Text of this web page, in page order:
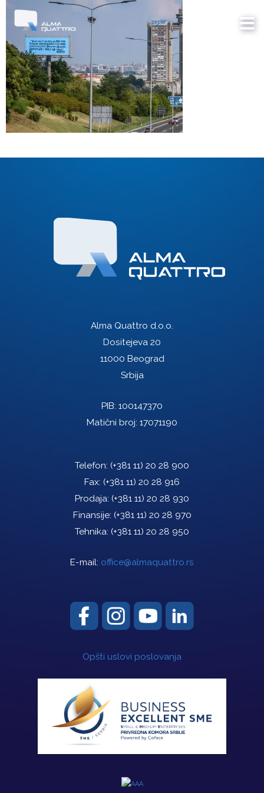
Alma Quattro d.o.o.
Dositejeva 20
11000 Beograd
Srbija
PIB: 100147370
Matični broj: 17071190
Telefon: (+381 11) 20 28 900
Fax: (+381 11) 20 28 916
Prodaja: (+381 11) 20 28 930
Finansije: (+381 11) 20 28 970
Tehnika: (+381 11) 20 28 950
E-mail: office@almaquattro.rs
Opšti uslovi poslovanja